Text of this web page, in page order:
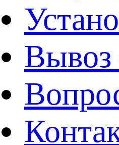
Вывоз